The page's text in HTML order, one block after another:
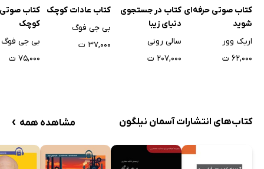
کتاب صوتی حرفه‌ای
شوید
اریک وور
۶۲,۰۰۰ ت
کتاب در جستجوی
دنیای زیبا
سالی رونی
۲۰۷,۰۰۰ ت
کتاب عادات کوچک
بی جی فوگ
۳۷,۰۰۰ ت
کتاب
کوچک
بی جی فوگ
۷۵,۰۰۰ ت
کتاب‌های انتشارات آسمان نیلگون مشاهده همه ›